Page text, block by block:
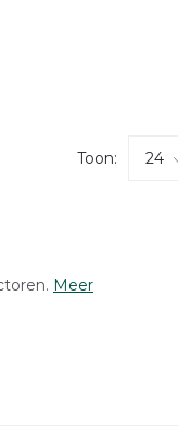
Toon:
Meer